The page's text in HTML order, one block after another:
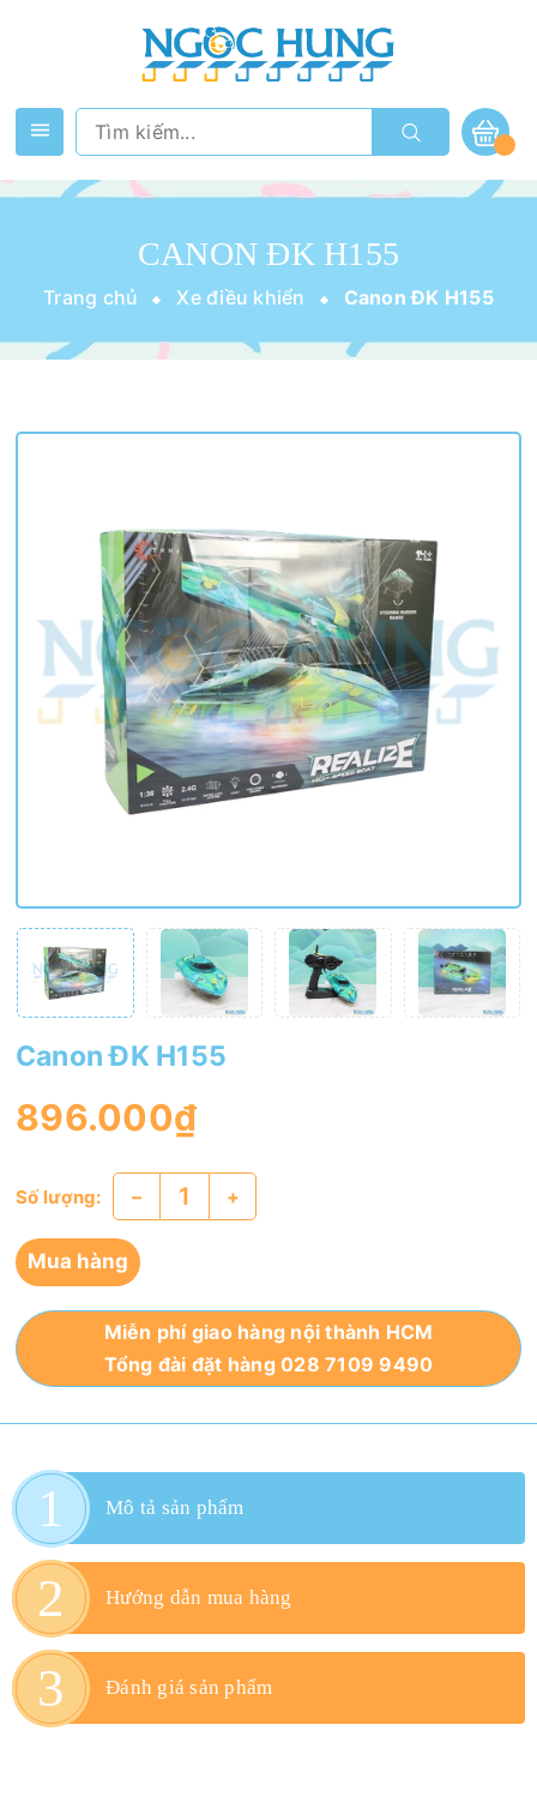
CANON ĐK H155
Trang chủ Xe điều khiển Canon ĐK H155
Canon ĐK H155
896.000₫
Số lượng: – +
Mua hàng
Miễn phí giao hàng nội thành HCM
Tổng đài đặt hàng 028 7109 9490
Mô tả sản phẩm
Hướng dẫn mua hàng
Đánh giá sản phẩm